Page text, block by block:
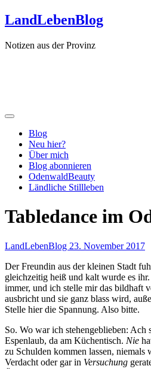
Zum
Inhalt
LandLebenBlog
Notizen aus der Provinz
Blog
Neu hier?
Über mich
Blog abonnieren
OdenwaldBeauty
Ländliche Stillleben
Tabledance im
LandLebenBlog 23. November 2017
Der Freundin aus der kleinen Stadt
gleichzeitig heiß und kalt wurde es
immer, und ich stelle mir das bildhaft
ausbricht und sie ganz blass wird,
Stelle hier die Spannung. Also bitte.
So. Wo war ich stehengeblieben: Ach
Espenlaub, da am Küchentisch. Nie
zu Schulden kommen lassen, niemals
Verdacht oder gar in Versuchung